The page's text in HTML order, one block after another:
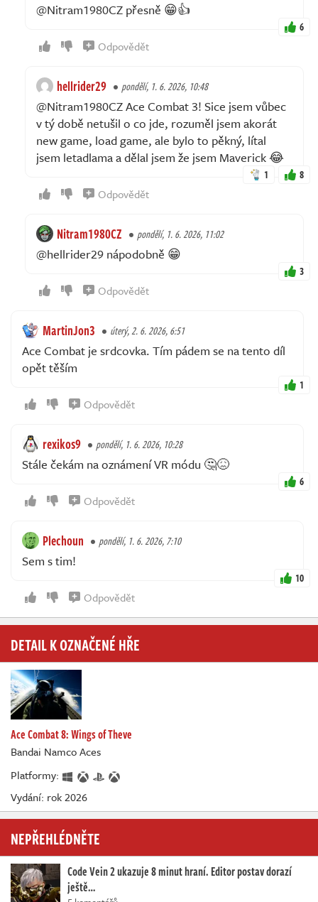
@Nitram1980CZ přesně 😁👍
6
Odpovědět
hellrider29 pondělí, 1. 6. 2026, 10:48
@Nitram1980CZ Ace Combat 3! Sice jsem vůbec
v tý době netušil o co jde, rozuměl jsem akorát
new game, load game, ale bylo to pěkný, lítal
jsem letadlama a dělal jsem že jsem Maverick 😂
1 8
Odpovědět
Nitram1980CZ pondělí, 1. 6. 2026, 11:02
@hellrider29 nápodobně 😁
3
Odpovědět
MartinJon3 úterý, 2. 6. 2026, 6:51
Ace Combat je srdcovka. Tím pádem se na tento díl
opět těším
1
Odpovědět
rexikos9 pondělí, 1. 6. 2026, 10:28
Stále čekám na oznámení VR módu 🤔😖
6
Odpovědět
Plechoun pondělí, 1. 6. 2026, 7:10
Sem s tim!
10
Odpovědět
DETAIL K OZNAČENÉ HŘE
Ace Combat 8: Wings of Theve
Bandai Namco Aces
Platformy:
Vydání: rok 2026
NEPŘEHLÉDNĚTE
Code Vein 2 ukazuje 8 minut hraní. Editor postav dorazí
ještě…